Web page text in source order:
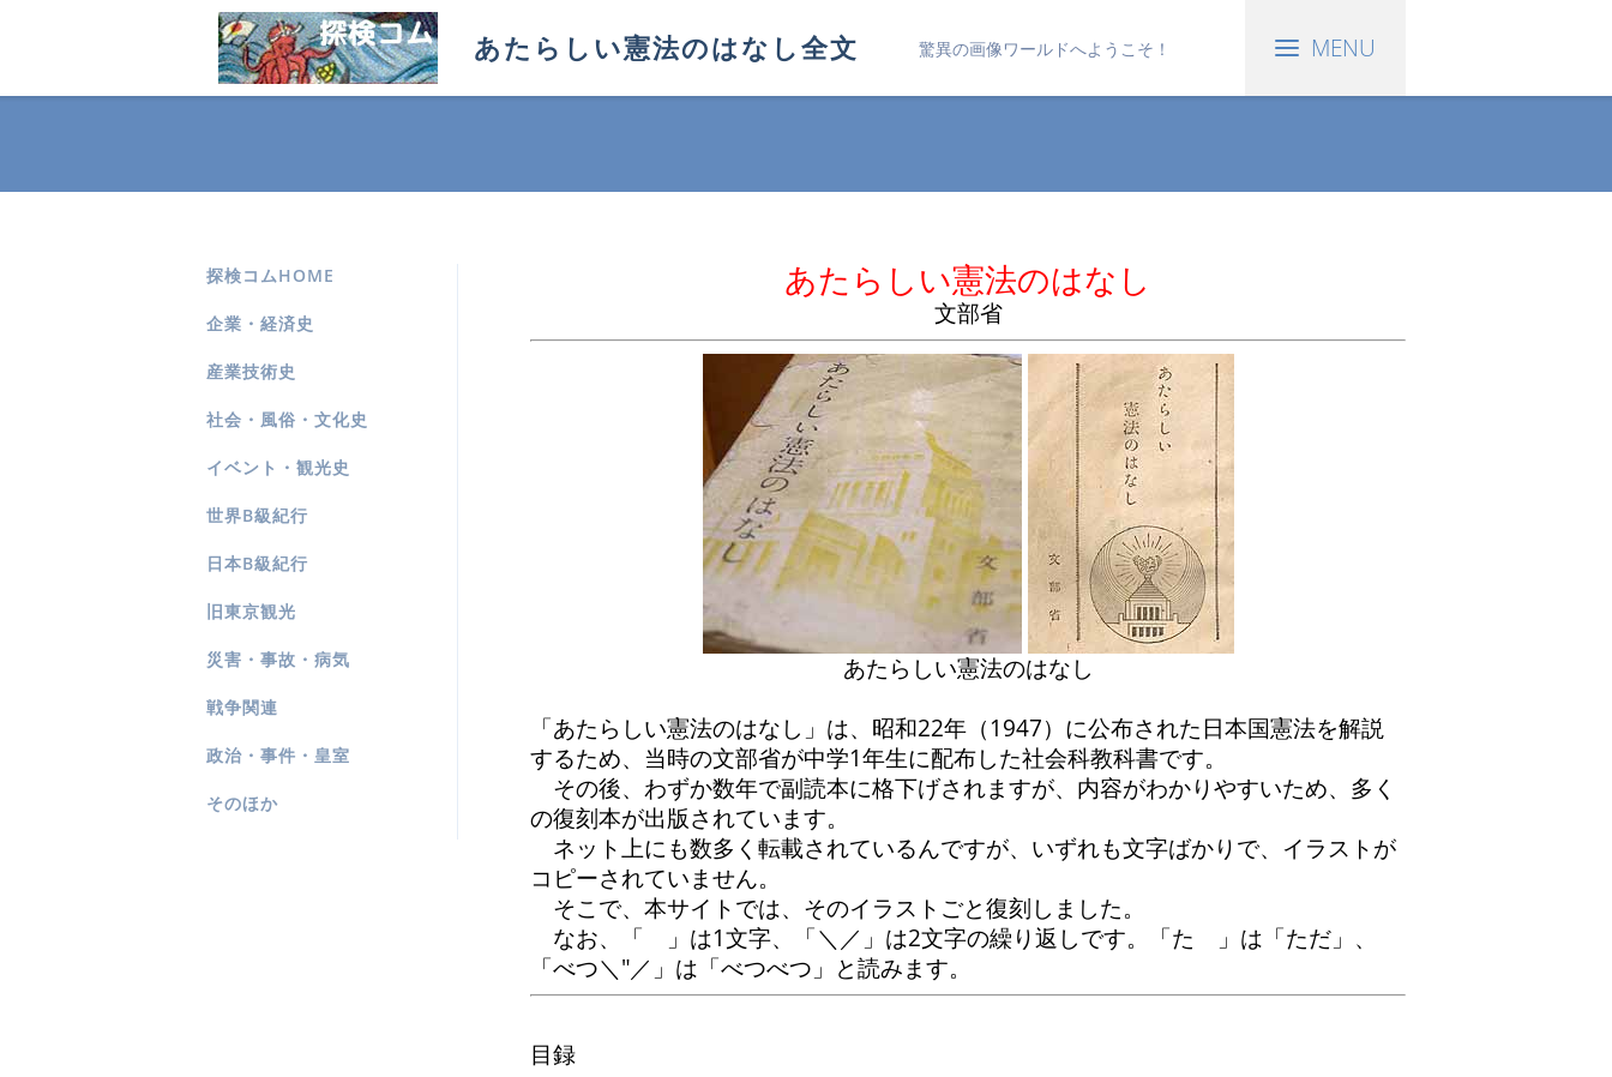
あたらしい憲法のはなし全文 驚異の画像ワールドへようこそ！
探検コムHOME
企業・経済史
産業技術史
社会・風俗・文化史
イベント・観光史
世界B級紀行
日本B級紀行
旧東京観光
災害・事故・病気
戦争関連
政治・事件・皇室
そのほか
あたらしい憲法のはなし
文部省
あたらしい憲法のはなし
「あたらしい憲法のはなし」は、昭和22年（1947）に公布された日本国憲法を解説
するため、当時の文部省が中学1年生に配布した社会科教科書です。
その後、わずか数年で副読本に格下げされますが、内容がわかりやすいため、多く
の復刻本が出版されています。
ネット上にも数多く転載されているんですが、いずれも文字ばかりで、イラストが
コピーされていません。
そこで、本サイトでは、そのイラストごと復刻しました。
なお、「ゝ」は1文字、「＼／」は2文字の繰り返しです。「たゞ」は「ただ」、
「べつ＼″／」は「べつべつ」と読みます。
目録